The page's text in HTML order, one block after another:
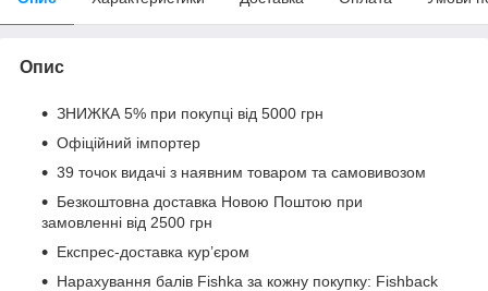
Опис
ЗНИЖКА 5% при покупці від 5000 грн
Офіційний імпортер
39 точок видачі з наявним товаром та самовивозом
Безкоштовна доставка Новою Поштою при
замовленні від 2500 грн
Експрес-доставка кур’єром
Нарахування балів Fishka за кожну покупку: Fishback